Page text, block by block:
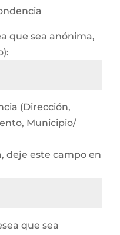
que sea anónima,
(Dirección,
Municipio/
deje este campo en
que sea